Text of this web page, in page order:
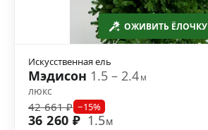
ОЖИВИТЬ ЁЛОЧКУ
Искусственная ель
Мэдисон 1.5 – 2.4м
люкс
42 661 ₽ −15%
36 260 ₽ 1.5м